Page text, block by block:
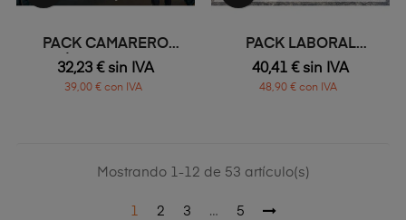
PACK CAMARERO
BÁSICO CHICO
32,23 € sin IVA
39,00 € con IVA
PACK LABORAL
INVIERNO
40,41 € sin IVA
48,90 € con IVA
Mostrando 1-12 de 53 artículo(s)
1 2 3 … 5